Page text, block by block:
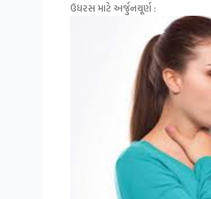
ઉધરસ માટે અર્જુનચૂર્ણ :